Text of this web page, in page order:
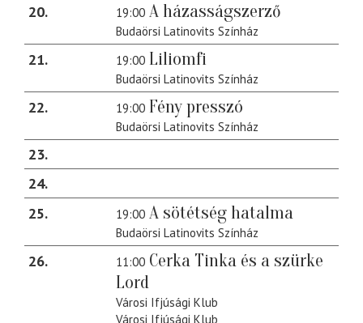
20 19:00 A házasságszerző
Budaörsi Latinovits Színház
21 19:00 Liliomfi
Budaörsi Latinovits Színház
22 19:00 Fény presszó
Budaörsi Latinovits Színház
23
24
25
19:00 A sötétség hatalma
Budaörsi Latinovits Színház
26 11:00 Cerka Tinka és a szürke
Lord
Városi Ifjúsági Klub
Városi Ifjúsági Klub